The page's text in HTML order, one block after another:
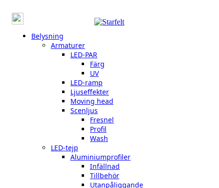
Belysning
Armaturer
LED-PAR
Färg
UV
LED-ramp
Ljuseffekter
Moving head
Scenljus
Fresnel
Profil
Wash
LED-tejp
Aluminiumprofiler
Infällnad
Tillbehör
Utanpåliggande